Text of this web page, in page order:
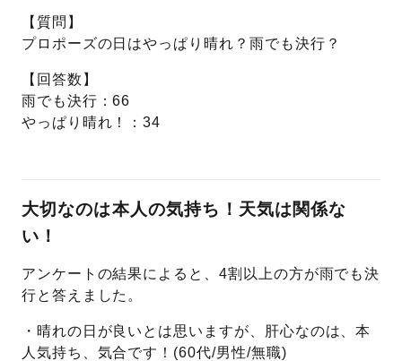
【質問】
プロポーズの日はやっぱり晴れ？雨でも決行？
【回答数】
雨でも決行：66
やっぱり晴れ！：34
大切なのは本人の気持ち！天気は関係な
い！
アンケートの結果によると、4割以上の方が雨でも決
行と答えました。
・晴れの日が良いとは思いますが、肝心なのは、本
人気持ち、気合です！(60代/男性/無職)